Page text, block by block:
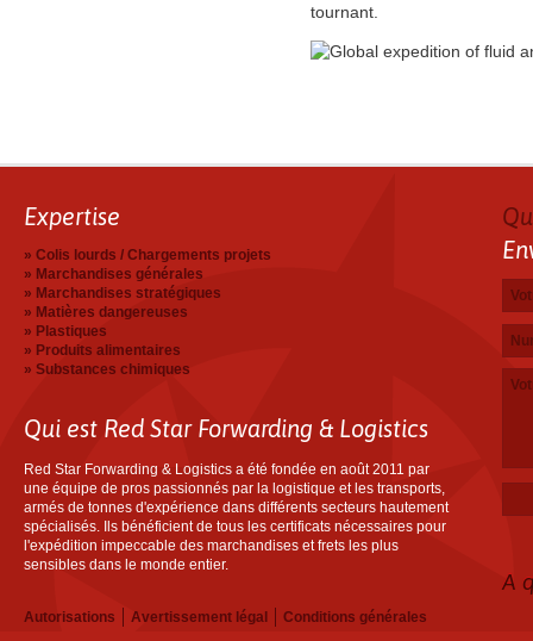
tournant.
Expertise
Colis lourds / Chargements projets
Marchandises générales
Marchandises stratégiques
Matières dangereuses
Plastiques
Produits alimentaires
Substances chimiques
Qui est Red Star Forwarding & Logistics
Red Star Forwarding & Logistics a été fondée en août 2011 par
une équipe de pros passionnés par la logistique et les transports,
armés de tonnes d'expérience dans différents secteurs hautement
spécialisés. Ils bénéficient de tous les certificats nécessaires pour
l'expédition impeccable des marchandises et frets les plus
sensibles dans le monde entier.
Autorisations Avertissement légal
Conditions générales
A